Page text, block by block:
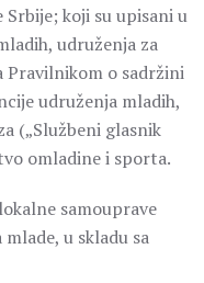
koji su upisani u
udruženja za
Pravilnikom o sadržini
udruženja mladih,
(„Službeni glasnik
omladine i sporta.
samouprave
u skladu sa